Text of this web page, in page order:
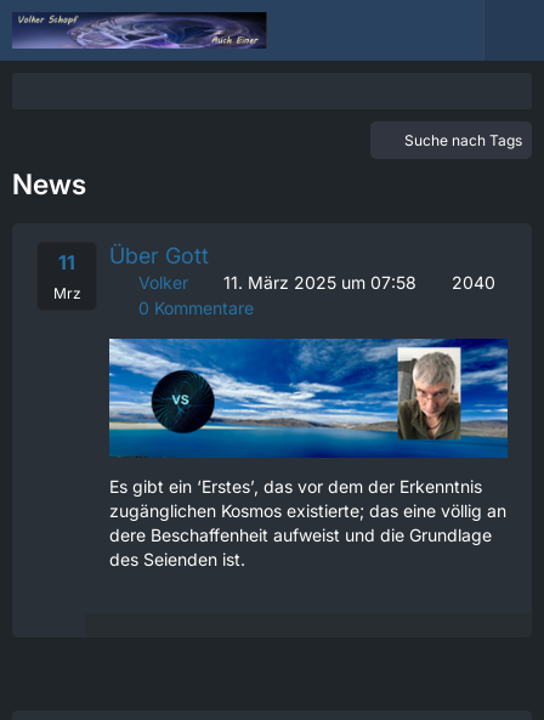
Suche nach Tags
News
11
Mrz
Über Gott
Volker 11. März 2025 um 07:58
2040
0 Kommentare
Es gibt ein ‘Erstes’, das vor dem der Erkenntnis
zugänglichen Kosmos existierte; das eine völlig an
dere Beschaffenheit aufweist und die Grundlage
des Seienden ist.